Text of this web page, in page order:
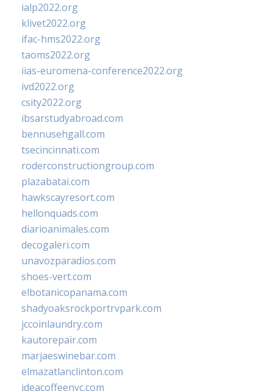
ialp2022.org
klivet2022.org
ifac-hms2022.org
taoms2022.org
iias-euromena-conference2022.org
ivd2022.org
csity2022.org
ibsarstudyabroad.com
bennusehgall.com
tsecincinnati.com
roderconstructiongroup.com
plazabatai.com
hawkscayresort.com
hellonquads.com
diarioanimales.com
decogaleri.com
unavozparadios.com
shoes-vert.com
elbotanicopanama.com
shadyoaksrockportrvpark.com
jccoinlaundry.com
kautorepair.com
marjaeswinebar.com
elmazatlanclinton.com
ideacoffeenyc.com